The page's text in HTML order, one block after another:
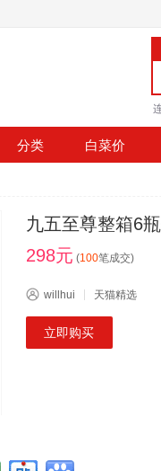
分类 白菜价
九五至尊整箱6
298元 (100笔成交)
willhui 天猫精选
立即购买